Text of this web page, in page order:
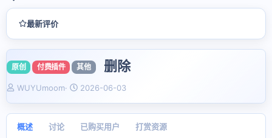
最新评价
原创 付费插件 其他 删除
作
WUYUmoom
创
2026-06-03
概述 讨论 已购买用户 打赏资源